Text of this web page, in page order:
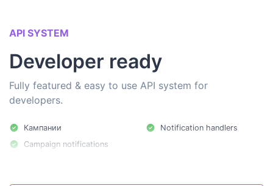
API SYSTEM
Developer ready
Fully featured & easy to use API system for
developers.
Кампании
Campaign notifications
Notification handlers